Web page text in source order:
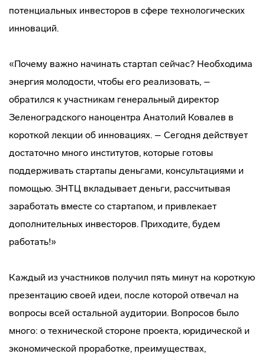
потенциальных инвесторов в сфере технологических
инноваций.
«Почему важно начинать стартап сейчас? Необходима
энергия молодости, чтобы его реализовать, –
обратился к участникам генеральный директор
Зеленоградского наноцентра Анатолий Ковалев в
короткой лекции об инновациях. – Сегодня действует
достаточно много институтов, которые готовы
поддерживать стартапы деньгами, консультациями и
помощью. ЗНТЦ вкладывает деньги, рассчитывая
заработать вместе со стартапом, и привлекает
дополнительных инвесторов. Приходите, будем
работать!»
Каждый из участников получил пять минут на короткую
презентацию своей идеи, после которой отвечал на
вопросы всей остальной аудитории. Вопросов было
много: о технической стороне проекта, юридической и
экономической проработке, преимуществах,